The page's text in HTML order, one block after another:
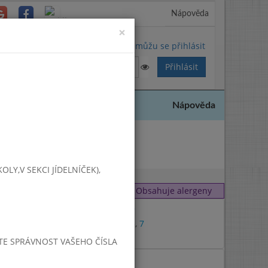
Nápověda
Nemůžu se přihlásit
Nápověda
Obsahuje alergeny
, 7
×
SEKCI JÍDELNÍČEK),
SPRÁVNOST VAŠEHO ČÍSLA